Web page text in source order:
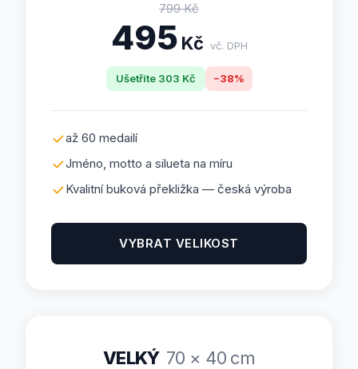
799 Kč
495 Kč vč. DPH
Ušetříte 303 Kč −38%
až 60 medailí
Jméno, motto a silueta na míru
Kvalitní buková překližka — česká výroba
VYBRAT VELIKOST
VELKÝ 70 × 40 cm